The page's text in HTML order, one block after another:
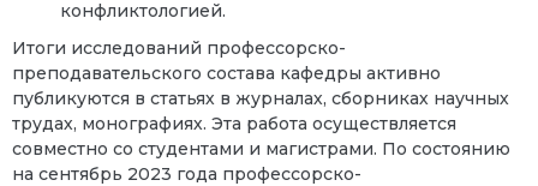
конфликтологией.
Итоги исследований профессорско-
преподавательского состава кафедры активно
публикуются в статьях в журналах, сборниках научных
трудах, монографиях. Эта работа осуществляется
совместно со студентами и магистрами. По состоянию
на сентябрь 2023 года профессорско-